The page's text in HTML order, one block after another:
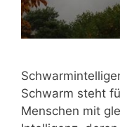
Schwarm steht
Menschen mit